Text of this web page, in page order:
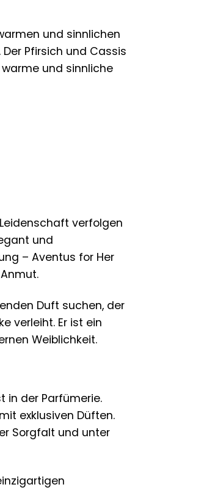
und sinnlichen
Pfirsich und Cassis
und sinnliche
verfolgen
und
– Aventus for Her
Duft suchen, der
verleiht. Er ist ein
Weiblichkeit.
in der Parfümerie.
exklusiven Düften.
Sorgfalt und unter